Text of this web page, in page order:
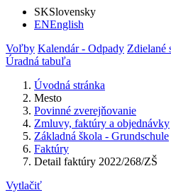
SKSlovensky
ENEnglish
Voľby Kalendár - Odpady Zdielané
Úradná tabuľa
Úvodná stránka
Mesto
Povinné zverejňovanie
Zmluvy, faktúry a objednávky
Základná škola - Grundschule
Faktúry
Detail faktúry 2022/268/ZŠ
Vytlačiť